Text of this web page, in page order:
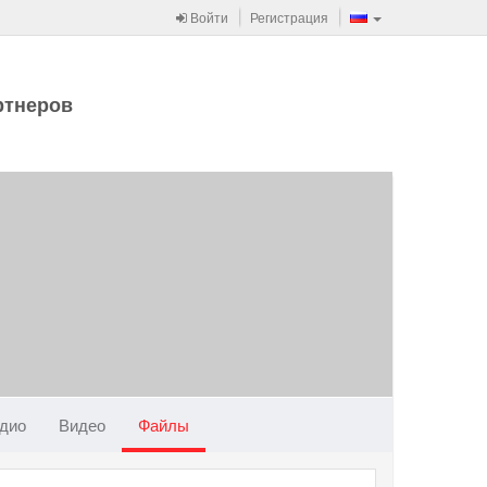
Войти Регистрация
Видео Файлы